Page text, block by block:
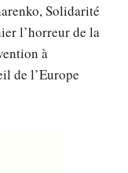
Solidarité
l’horreur de la
à
de l’Europe